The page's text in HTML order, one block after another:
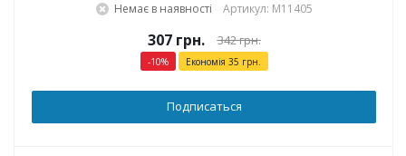
Немає в наявності Артикул: М11405
307грн. 342грн.
-10% Економія 35 грн.
Подписаться